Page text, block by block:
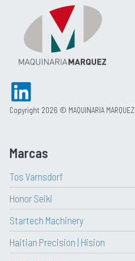
Copyright 2026 © MAQUINARIA MARQUEZ
Marcas
Tos Varnsdorf
Honor Seiki
Startech Machinery
Haitian Precision | Hision